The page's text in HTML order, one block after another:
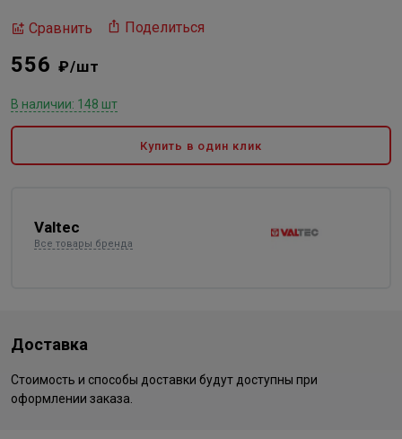
Сравнить Поделиться
556 ₽/шт
В наличии: 148 шт
Купить в один клик
Valtec
Все товары бренда
Доставка
Стоимость и способы доставки будут доступны при
оформлении заказа.